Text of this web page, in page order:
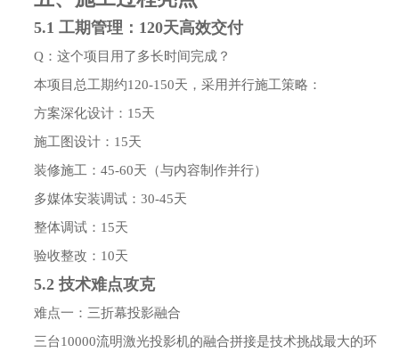
5.1 工期管理：120天高效交付
Q：这个项目用了多长时间完成？
本项目总工期约120-150天，采用并行施工策略：
方案深化设计：15天
施工图设计：15天
装修施工：45-60天（与内容制作并行）
多媒体安装调试：30-45天
整体调试：15天
验收整改：10天
5.2 技术难点攻克
难点一：三折幕投影融合
三台10000流明激光投影机的融合拼接是技术挑战最大的环